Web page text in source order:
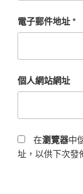
電子郵件地址*
個人網站網址
在瀏覽器中
址，以供下次發